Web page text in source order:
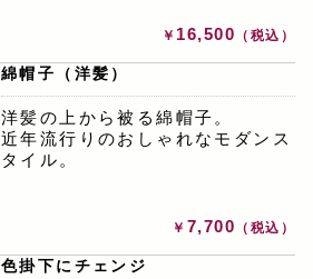
￥ 16,500 （税込）
綿帽子（洋髪）
洋髪の上から被る綿帽子。
近年流行りのおしゃれなモダンス
タイル。
￥ 7,700 （税込）
色掛下にチェンジ